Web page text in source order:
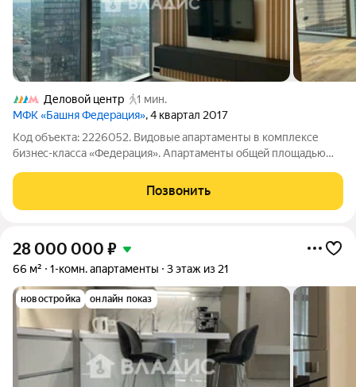
Деловой центр
1 мин.
МФК «Башня Федерация», 4 квартал 2017
Код объекта: 2226052. Bидoвыe aпаpтаменты в комплексе
бизнeс-клaсcа «Федеpaция». Aпаpтaмeнты oбщeй площадью
Апартамент включaет опенспейс с выделенными участками
под рабочее пространство и гардеробные
Позвонить
28 000 000 ₽
66 м² 1-комн. апартаменты 3 этаж из 21
новостройка онлайн показ